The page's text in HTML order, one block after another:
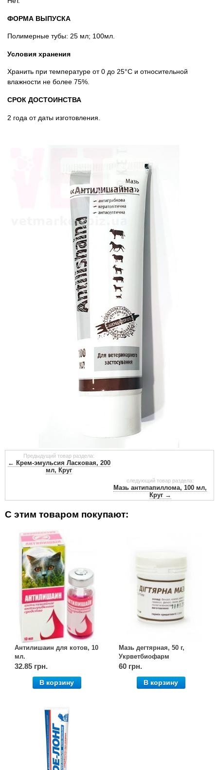
ФОРМА ВЫПУСКА
Полимерные тубы: 25 мл; 100мл.
Условия хранения
Хранить при температуре от 0 до 25°С и относительной
влажности не более 75%.
СРОК ДОСТОИНСТВА
2 года от даты изготовления.
Предыдущий товар раздела:
← Крем-эмульсия Ласковая, 200
мл, Круг
следующий товар раздела:
Мазь антипапиллома, 100 мл,
Круг →
С этим товаром покупают:
Антилишаин для котов, 10
мл.
32.85 грн.
В корзину
Мазь дегтярная, 50 г,
Укрветбиофарм
60 грн.
В корзину